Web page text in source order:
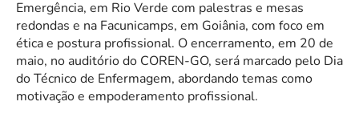
Emergência, em Rio Verde com palestras e mesas
redondas e na Facunicamps, em Goiânia, com foco em
ética e postura profissional. O encerramento, em 20 de
maio, no auditório do COREN-GO, será marcado pelo Dia
do Técnico de Enfermagem, abordando temas como
motivação e empoderamento profissional.